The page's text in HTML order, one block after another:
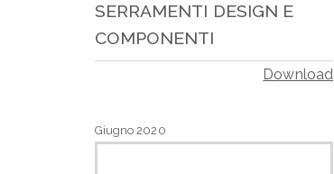
SERRAMENTI DESIGN E
COMPONENTI
Download
Giugno 2020